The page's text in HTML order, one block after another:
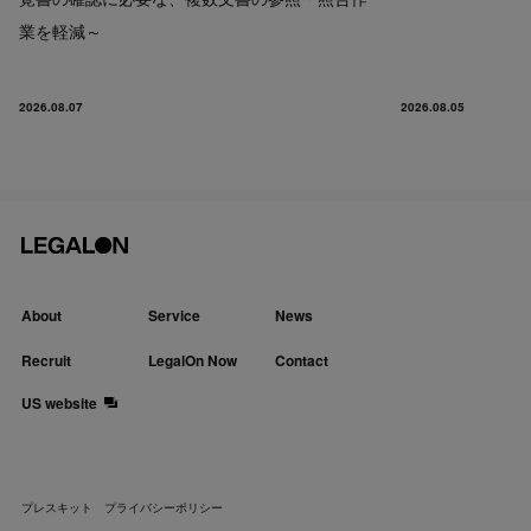
業を軽減～
2026.08.07 2026.08.05
About Service News
Recruit LegalOn Now
Contact
US website
プレスキット プライバシーポリシー